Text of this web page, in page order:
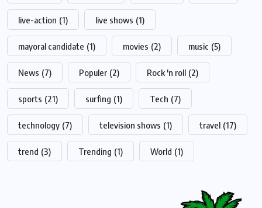
live-action (1) live shows (1)
mayoral candidate (1) movies (2) music (5)
News (7) Populer (2) Rock 'n roll (2)
sports (21) surfing (1) Tech (7)
technology (7) television shows (1) travel (17)
trend (3) Trending (1) World (1)